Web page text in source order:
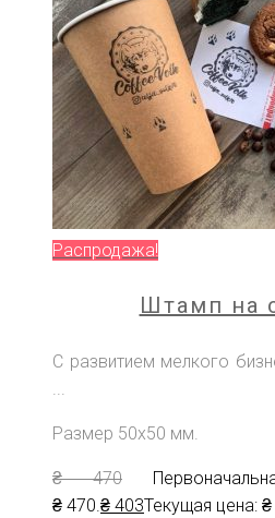
Распродажа!
Штамп на
С развитием мелкого
...
Размер 50х50 мм.
₴470
₴ 470.₴ 403Текущая цена: